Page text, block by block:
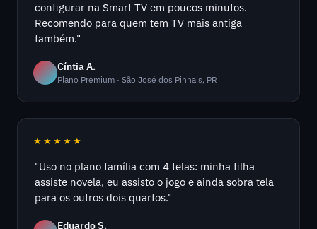
configurar na Smart TV em poucos minutos.
Recomendo para quem tem TV mais antiga
também."
Cíntia A.
Plano Premium · São José dos Pinhais, PR
★★★★★
"Uso no plano família com 4 telas: minha filha
assiste novela, eu assisto o jogo e ainda sobra tela
para os outros dois quartos."
Eduardo S.